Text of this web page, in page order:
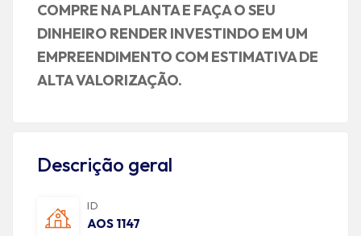
COMPRE NA PLANTAE FAÇA O SEU
DINHEIRO RENDER INVESTINDO EM UM
EMPREENDIMENTO COM ESTIMATIVA DE
ALTA VALORIZAÇÃO.
Descrição geral
ID
AOS 1147